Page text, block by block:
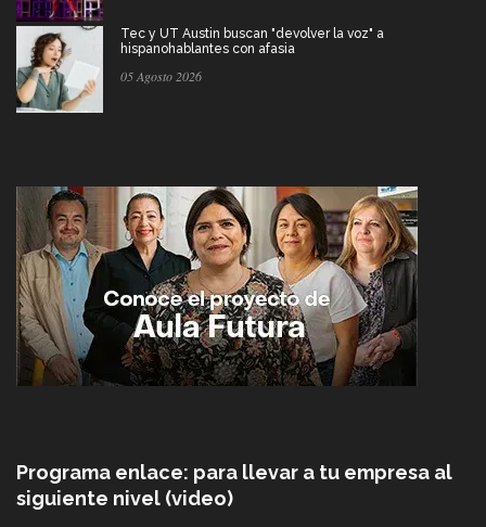
Tec y UT Austin buscan "devolver la voz" a
hispanohablantes con afasia
05 Agosto 2026
Programa enlace: para llevar a tu empresa al
siguiente nivel (video)